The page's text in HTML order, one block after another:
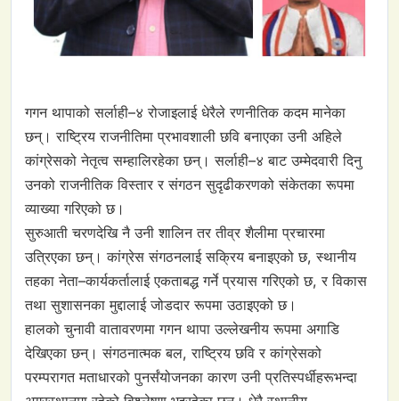
गगन थापाको सर्लाही–४ रोजाइलाई धेरैले रणनीतिक कदम मानेका
छन्। राष्ट्रिय राजनीतिमा प्रभावशाली छवि बनाएका उनी अहिले
कांग्रेसको नेतृत्व सम्हालिरहेका छन्। सर्लाही–४ बाट उम्मेदवारी दिनु
उनको राजनीतिक विस्तार र संगठन सुदृढीकरणको संकेतका रूपमा
व्याख्या गरिएको छ।
सुरुआती चरणदेखि नै उनी शालिन तर तीव्र शैलीमा प्रचारमा
उत्रिएका छन्। कांग्रेस संगठनलाई सक्रिय बनाइएको छ, स्थानीय
तहका नेता–कार्यकर्तालाई एकताबद्ध गर्ने प्रयास गरिएको छ, र विकास
तथा सुशासनका मुद्दालाई जोडदार रूपमा उठाइएको छ।
हालको चुनावी वातावरणमा गगन थापा उल्लेखनीय रूपमा अगाडि
देखिएका छन्। संगठनात्मक बल, राष्ट्रिय छवि र कांग्रेसको
परम्परागत मताधारको पुनर्संयोजनका कारण उनी प्रतिस्पर्धीहरूभन्दा